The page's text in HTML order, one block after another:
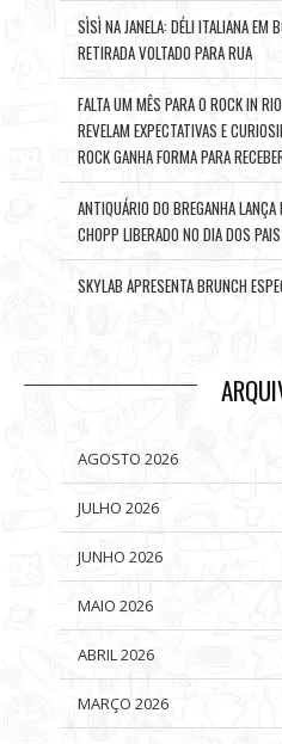
SÌSÌ NA JANELA: DÉLI ITALIANA EM
RETIRADA VOLTADO PARA RUA
FALTA UM MÊS PARA O ROCK IN
REVELAM EXPECTATIVAS E
ROCK GANHA FORMA PARA
ANTIQUÁRIO DO BREGANHA
CHOPP LIBERADO NO DIA DOS PAIS
SKYLAB APRESENTA BRUNCH
AGOSTO 2026
JULHO 2026
JUNHO 2026
MAIO 2026
ABRIL 2026
MARÇO 2026